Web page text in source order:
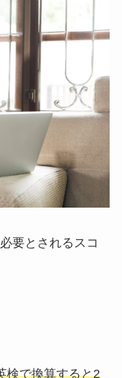
要とされるスコ
検で換算すると2